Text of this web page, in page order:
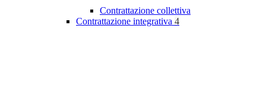
Contrattazione collettiva
Contrattazione integrativa 4